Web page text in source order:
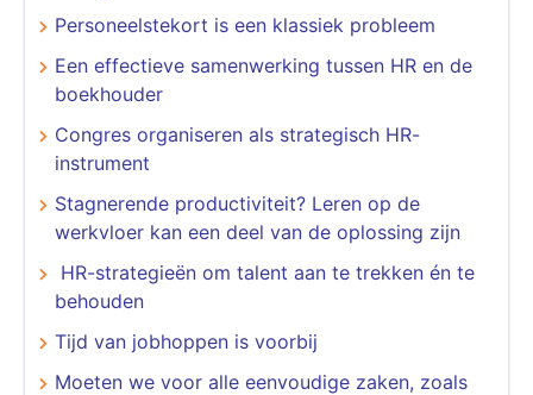
Personeelstekort is een klassiek probleem
​​​​​​​Een effectieve samenwerking tussen HR en de
boekhouder
Congres organiseren als strategisch HR-
instrument
Stagnerende productiviteit? Leren op de
werkvloer kan een deel van de oplossing zijn
​​​​​​​ HR-strategieën om talent aan te trekken én te
behouden
Tijd van jobhoppen is voorbij
Moeten we voor alle eenvoudige zaken, zoals